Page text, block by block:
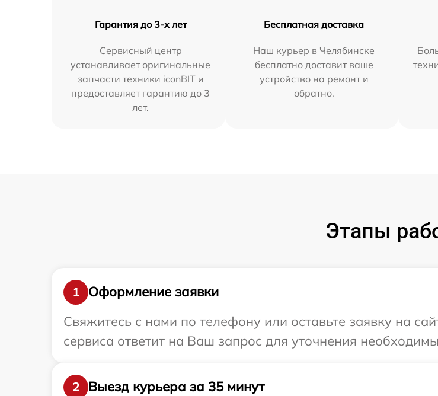
Гарантия до 3-х лет
Сервисный центр
устанавливает оригинальные
запчасти техники iconBIT и
предоставляет гарантию до 3
лет.
Бесплатная доставка
Наш курьер в Челябинске
бесплатно доставит ваше
устройство на ремонт и
обратно.
Этапы
1
Оформление заявки
Свяжитесь с нами по телефону или оставьте заявку на
сервиса ответит на Ваш запрос для уточнения
2
Выезд курьера за 35 минут